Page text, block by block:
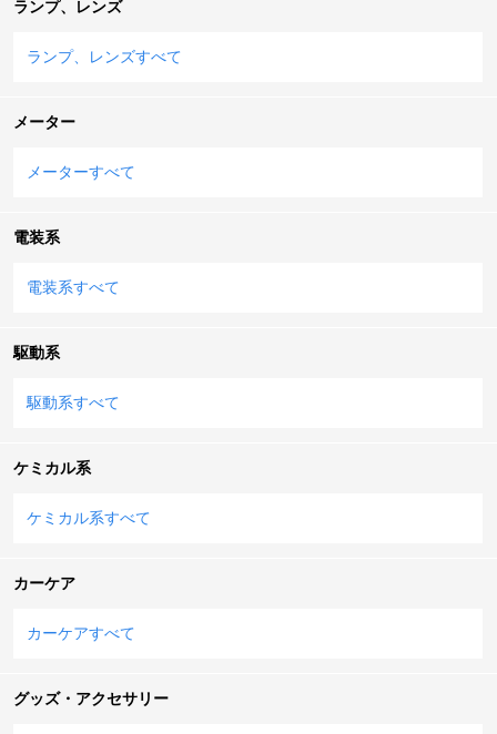
ランプ、レンズ
ランプ、レンズすべて
メーター
メーターすべて
電装系
電装系すべて
駆動系
駆動系すべて
ケミカル系
ケミカル系すべて
カーケア
カーケアすべて
グッズ・アクセサリー